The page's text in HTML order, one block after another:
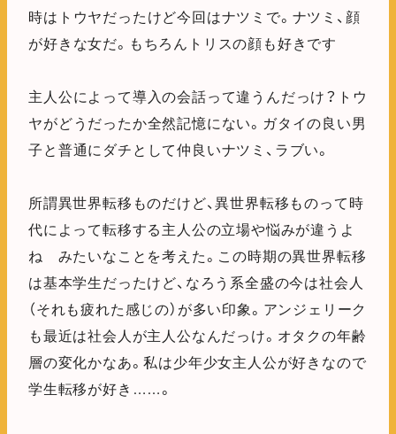
時はトウヤだったけど今回はナツミで。ナツミ、顔
が好きな女だ。もちろんトリスの顔も好きです
主人公によって導入の会話って違うんだっけ？トウ
ヤがどうだったか全然記憶にない。ガタイの良い男
子と普通にダチとして仲良いナツミ、ラブい。
所謂異世界転移ものだけど、異世界転移ものって時
代によって転移する主人公の立場や悩みが違うよ
ね みたいなことを考えた。この時期の異世界転移
は基本学生だったけど、なろう系全盛の今は社会人
（それも疲れた感じの）が多い印象。アンジェリーク
も最近は社会人が主人公なんだっけ。オタクの年齢
層の変化かなあ。私は少年少女主人公が好きなので
学生転移が好き……。